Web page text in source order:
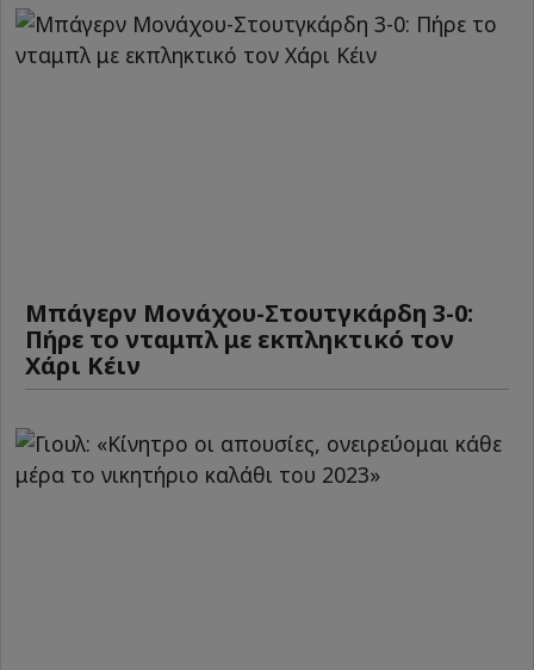
Μπάγερν Μονάχου-Στουτγκάρδη 3-0:
Πήρε το νταμπλ με εκπληκτικό τον
Χάρι Κέιν